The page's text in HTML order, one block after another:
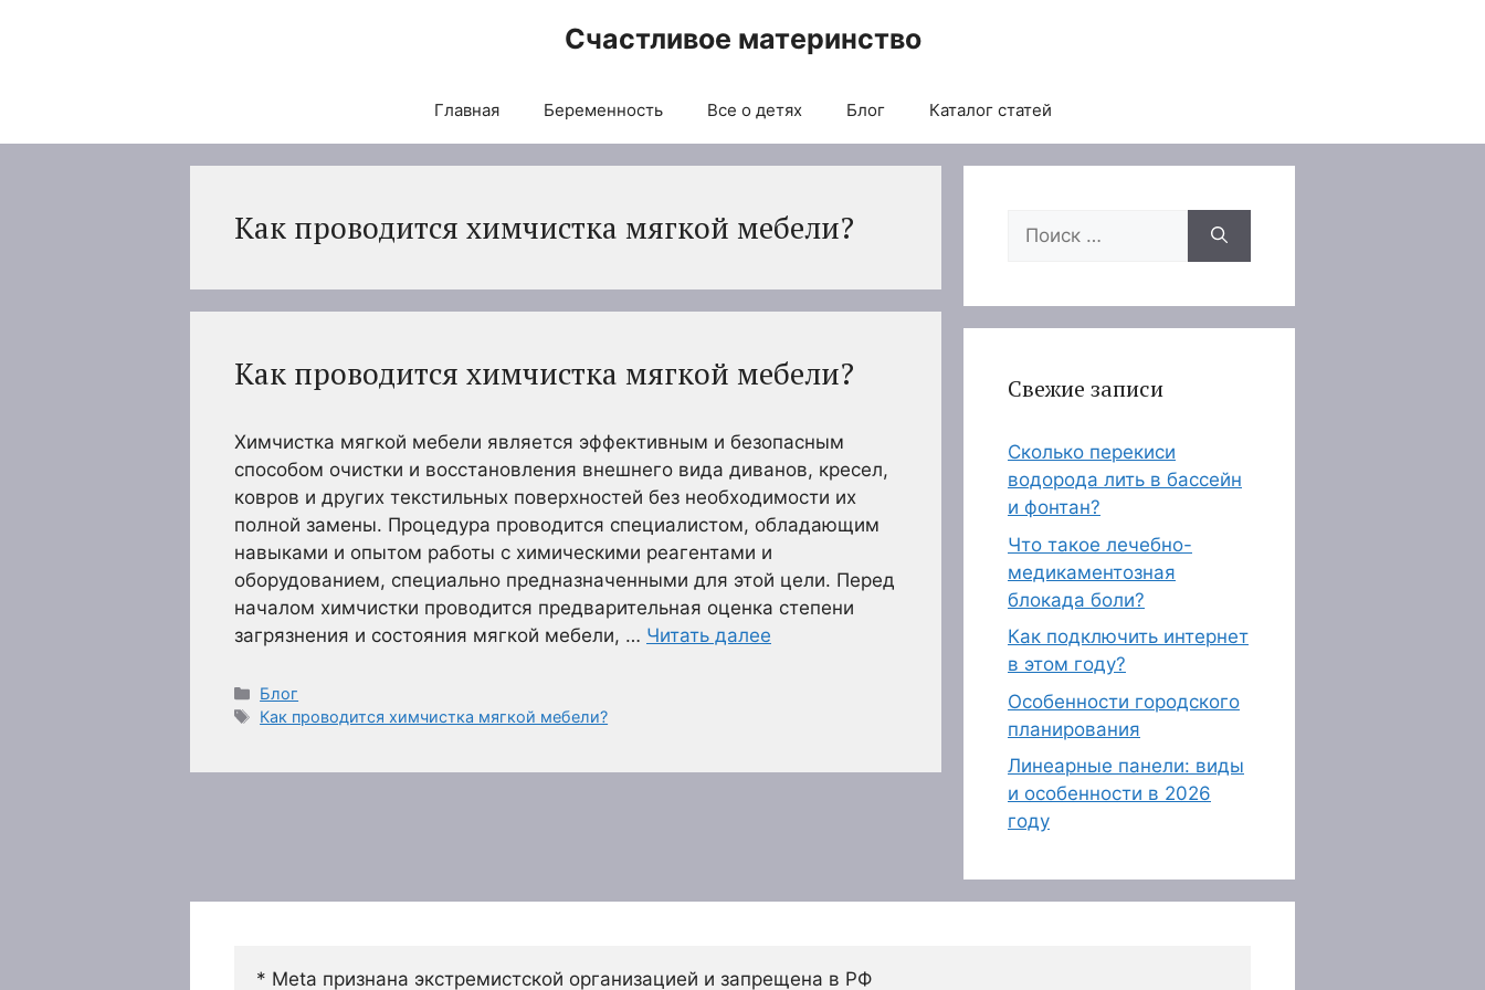
Счастливое материнство
Главная Беременность Все о детях Блог Каталог статей
Как проводится химчистка мягкой мебели?
Как проводится химчистка мягкой мебели?
Химчистка мягкой мебели является эффективным и безопасным
способом очистки и восстановления внешнего вида диванов, кресел,
ковров и других текстильных поверхностей без необходимости их
полной замены. Процедура проводится специалистом, обладающим
навыками и опытом работы с химическими реагентами и
оборудованием, специально предназначенными для этой цели. Перед
началом химчистки проводится предварительная оценка степени
загрязнения и состояния мягкой мебели, … Читать далее
Рубрики
Блог
Метки
Как проводится химчистка мягкой мебели?
Поиск:
Свежие записи
Сколько перекиси
водорода лить в бассейн
и фонтан?
Что такое лечебно-
медикаментозная
блокада боли?
Как подключить интернет
в этом году?
Особенности городского
планирования
Линеарные панели: виды
и особенности в 2026
году
* Meta признана экстремистской организацией и запрещена в РФ